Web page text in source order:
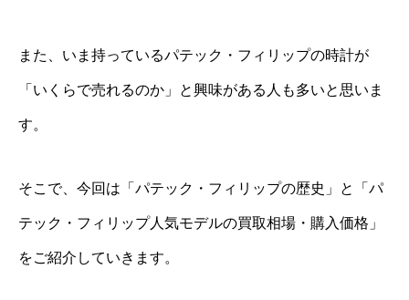
また、いま持っているパテック・フィリップの時計が
「いくらで売れるのか」と興味がある人も多いと思いま
す。
そこで、今回は「パテック・フィリップの歴史」と「パ
テック・フィリップ人気モデルの買取相場・購入価格」
をご紹介していきます。